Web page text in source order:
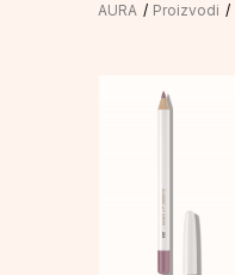
AURA Proizvodi